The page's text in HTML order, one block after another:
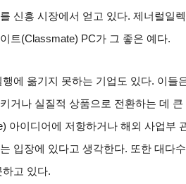
신흥 시장에서 얻고 있다. 제너럴일
트(Classmate) PC가 그 좋은 예다.
에 옮기지 못하는 기업도 있다. 이들
거나 실질적 상품으로 전환하는 데
아이디어에 저항하거나 해외 사업부
입장에 있다고 생각한다. 또한 대다
하고 있다.